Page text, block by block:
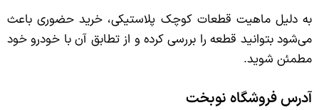
به دلیل ماهیت قطعات کوچک پلاستیکی، خرید حضوری باعث
می‌شود بتوانید قطعه را بررسی کرده و از تطابق آن با خودرو خود
مطمئن شوید.
آدرس فروشگاه نوبخت